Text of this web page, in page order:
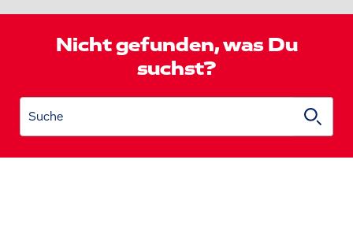
Nicht gefunden, was Du
suchst?
Suche